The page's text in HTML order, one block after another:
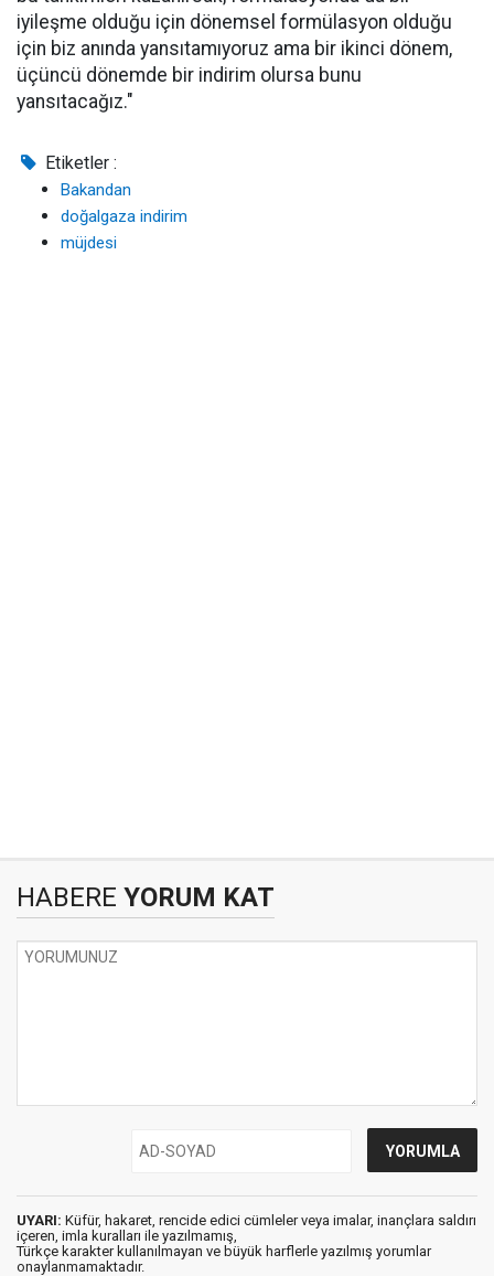
iyileşme olduğu için dönemsel formülasyon olduğu
için biz anında yansıtamıyoruz ama bir ikinci dönem,
üçüncü dönemde bir indirim olursa bunu
yansıtacağız."
Etiketler :
Bakandan
doğalgaza indirim
müjdesi
HABERE YORUM KAT
UYARI: Küfür, hakaret, rencide edici cümleler veya imalar, inançlara saldırı
içeren, imla kuralları ile yazılmamış,
Türkçe karakter kullanılmayan ve büyük harflerle yazılmış yorumlar
onaylanmamaktadır.